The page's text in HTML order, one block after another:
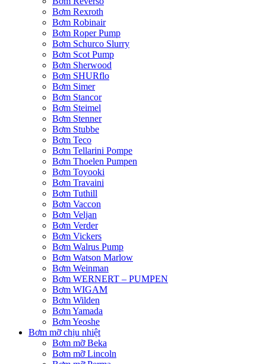
Bơm Rexroth
Bơm Robinair
Bơm Roper Pump
Bơm Schurco Slurry
Bơm Scot Pump
Bơm Sherwood
Bơm SHURflo
Bơm Simer
Bơm Stancor
Bơm Steimel
Bơm Stenner
Bơm Stubbe
Bơm Teco
Bơm Tellarini Pompe
Bơm Thoelen Pumpen
Bơm Toyooki
Bơm Travaini
Bơm Tuthill
Bơm Vaccon
Bơm Veljan
Bơm Verder
Bơm Vickers
Bơm Walrus Pump
Bơm Watson Marlow
Bơm Weinman
Bơm WERNERT – PUMPEN
Bơm WIGAM
Bơm Wilden
Bơm Yamada
Bơm Yeoshe
Bơm mỡ chịu nhiệt
Bơm mỡ Beka
Bơm mỡ Lincoln